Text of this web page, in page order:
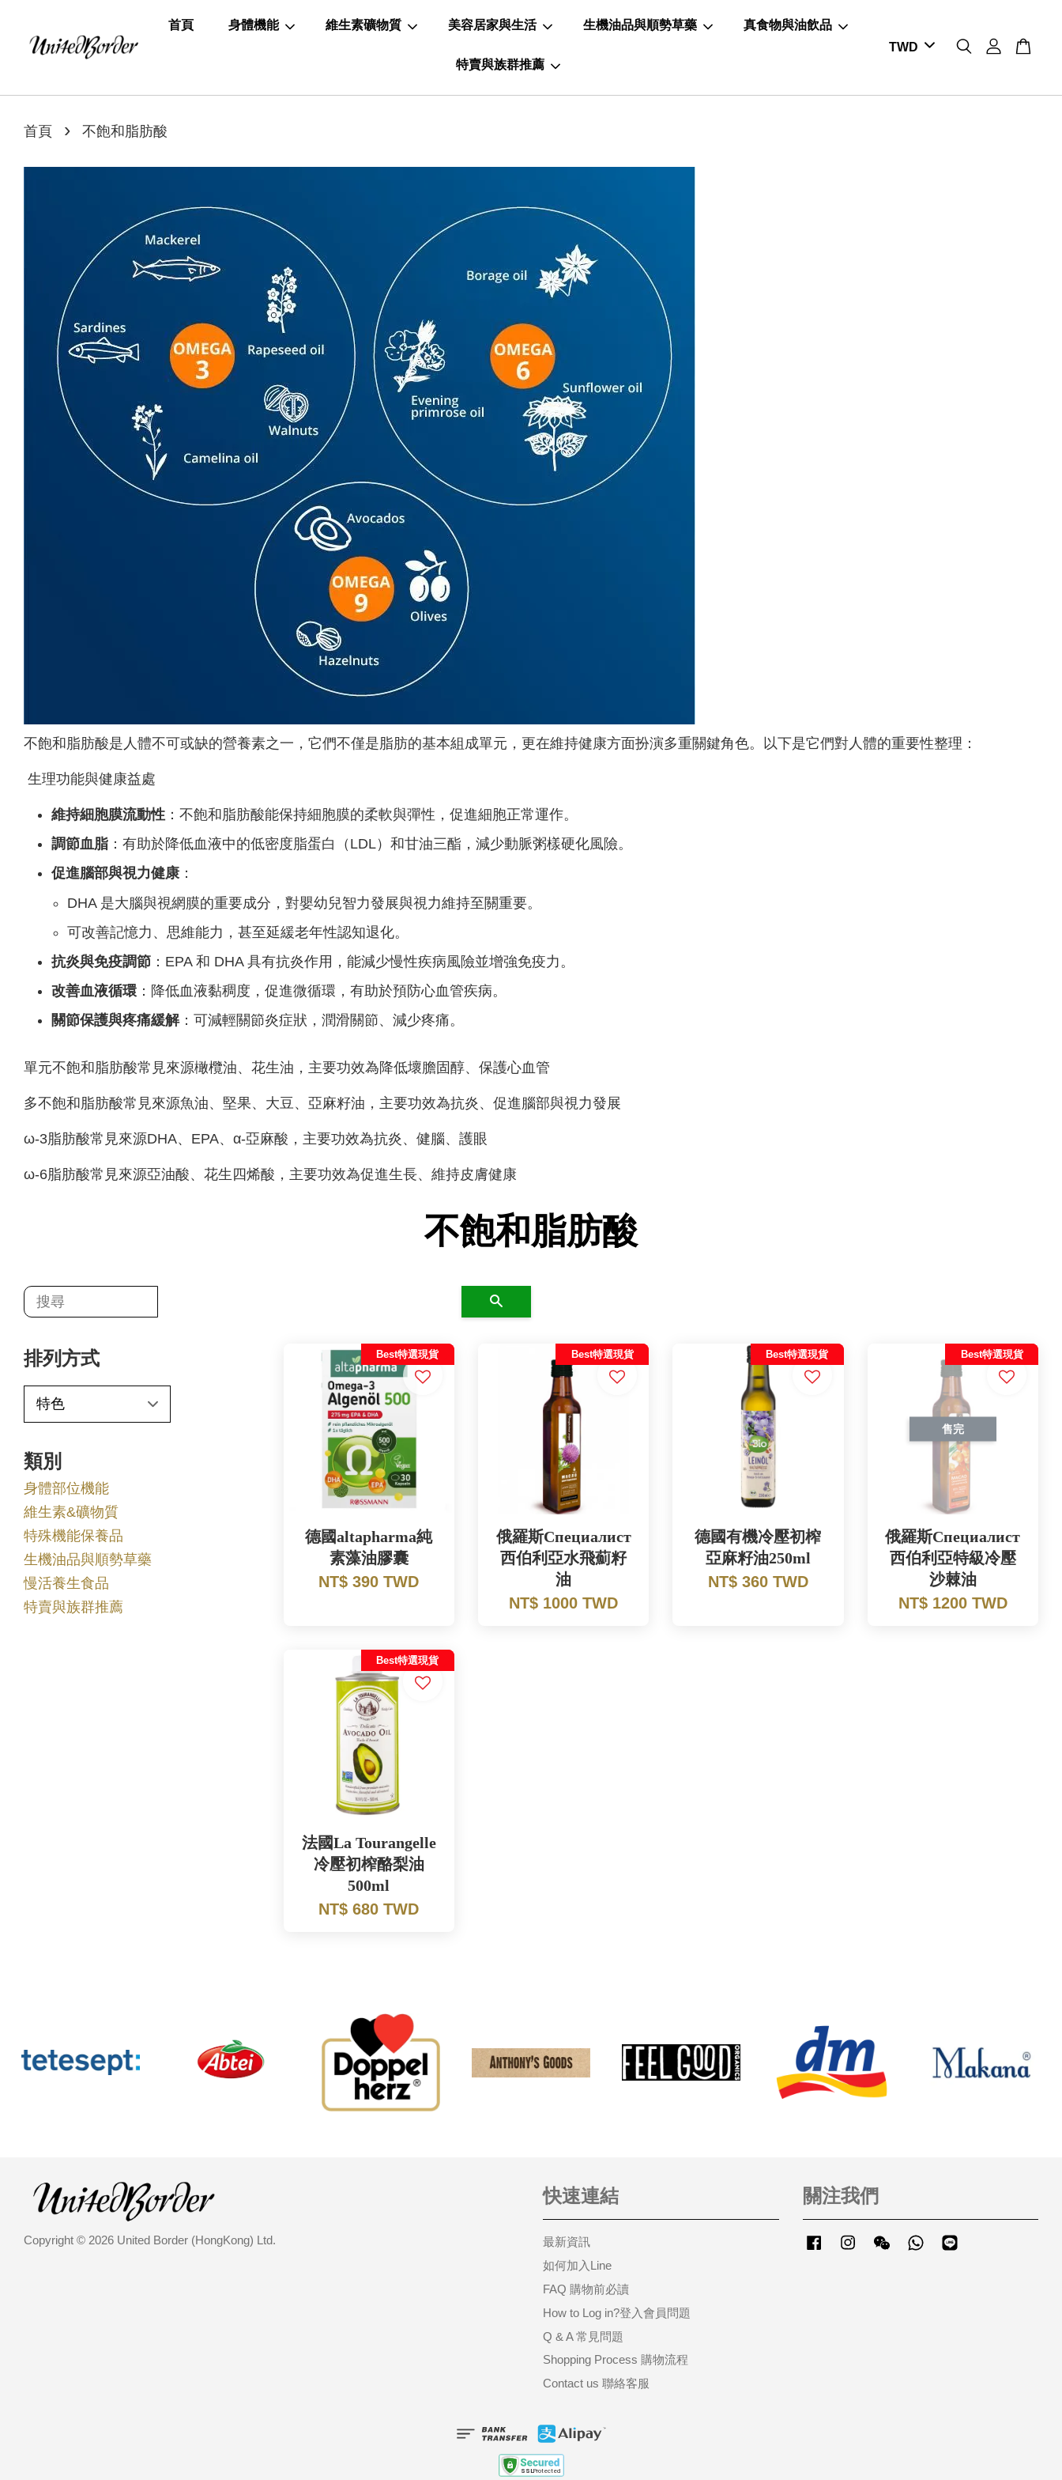
首頁 身體機能 維生素礦物質 美容居家與生活 生機油品與順勢草藥 真食物與油飲品
特賣與族群推薦
首頁 › 不飽和脂肪酸
不飽和脂肪酸是人體不可或缺的營養素之一，它們不僅是脂肪的基本組成單元，更在維持健康方面扮演多重關鍵角色。以下是它們對人體的重要性整理：
生理功能與健康益處
維持細胞膜流動性 ：不飽和脂肪酸能保持細胞膜的柔軟與彈性，促進細胞正常運作。
調節血脂 ：有助於降低血液中的低密度脂蛋白（LDL）和甘油三酯，減少動脈粥樣硬化風險。
促進腦部與視力健康：
DHA 是大腦與視網膜的重要成分，對嬰幼兒智力發展與視力維持至關重要。
可改善記憶力、思維能力，甚至延緩老年性認知退化。
抗炎與免疫調節 ：EPA 和 DHA 具有抗炎作用，能減少慢性疾病風險並增強免疫力。
改善血液循環 ：降低血液黏稠度，促進微循環，有助於預防心血管疾病。
關節保護與疼痛緩解：可減輕關節炎症狀，潤滑關節、減少疼痛。
單元不飽和脂肪酸常見來源橄欖油、花生油，主要功效為降低壞膽固醇、保護心血管
多不飽和脂肪酸常見來源魚油、堅果、大豆、亞麻籽油，主要功效為抗炎、促進腦部與視力發展
ω-3脂肪酸常見來源DHA、EPA、α-亞麻酸，主要功效為抗炎、健腦、護眼
ω-6脂肪酸常見來源亞油酸、花生四烯酸，主要功效為促進生長、維持皮膚健康
不飽和脂肪酸
排列方式
類別
身體部位機能
維生素&礦物質
特殊機能保養品
生機油品與順勢草藥
慢活養生食品
特賣與族群推薦
Best特選現貨
德國altapharma純
素藻油膠囊
NT$ 390 TWD
Best特選現貨
俄羅斯Специалист
西伯利亞水飛薊籽
油
NT$ 1000 TWD
Best特選現貨
德國有機冷壓初榨
亞麻籽油250ml
NT$ 360 TWD
售完
Best特選現貨
俄羅斯Специалист
西伯利亞特級冷壓
沙棘油
NT$ 1200 TWD
Best特選現貨
法國La Tourangelle
冷壓初榨酪梨油
500ml
NT$ 680 TWD
Copyright © 2026 United Border (HongKong) Ltd.
快速連結
最新資訊
如何加入Line
FAQ 購物前必讀
How to Log in?登入會員問題
Q & A 常見問題
Shopping Process 購物流程
Contact us 聯絡客服
關注我們
FacebookInstagramWechat Whatsapp